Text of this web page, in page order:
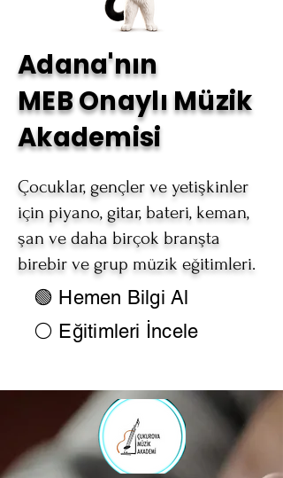
Adana'nın
MEB Onaylı Müzik
Akademisi
Çocuklar, gençler ve yetişkinler
için piyano, gitar, bateri, keman,
şan ve daha birçok branşta
birebir ve grup müzik eğitimleri.
🟢 Hemen Bilgi Al
⚪ Eğitimleri İncele